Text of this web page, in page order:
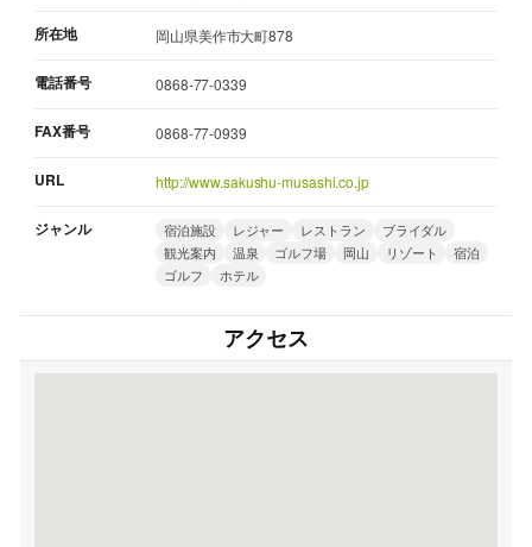
所在地 岡山県美作市大町878
電話番号 0868-77-0339
FAX番号 0868-77-0939
URL http://www.sakushu-musashi.co.jp
ジャンル 宿泊施設 レジャー レストラン
ブライダル
観光案内
温泉 ゴルフ場 岡山 リゾート
宿泊
ゴルフ
ホテル
アクセス